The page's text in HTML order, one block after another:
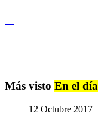
Más visto En el día
12 Octubre 2017